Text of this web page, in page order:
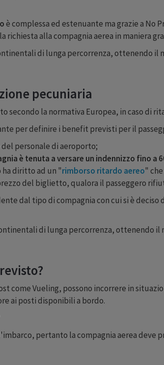
è complessa ed estenuante ma grazie a No
alla compagnia aerea in maniera
di lunga percorrenza, ottenendo il
pecuniaria
secondo la normativa Europea, in caso di
per definire i benefit previsti per il
personale di aeroporto;
è tenuta a versare un indennizzo fino a
ha diritto ad un "rimborso ritardo aereo"
del biglietto, qualora il passeggero
dal tipo di compagnia con cui si è
di lunga percorrenza, ottenendo il
come Vueling, possono incorrere in
ai posti disponibili a bordo.
pertanto la compagnia aerea deve